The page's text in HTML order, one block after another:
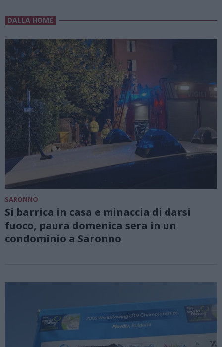
DALLA HOME
SARONNO
Si barrica in casa e minaccia di darsi
fuoco, paura domenica sera in un
condominio a Saronno